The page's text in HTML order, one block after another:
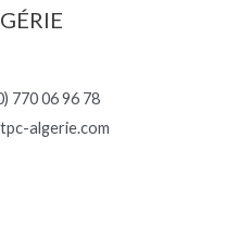
770 06 96 78
algerie.com